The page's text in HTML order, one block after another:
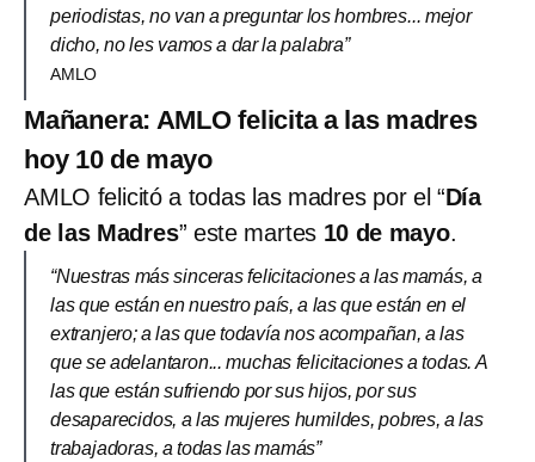
periodistas, no van a preguntar los hombres... mejor
dicho, no les vamos a dar la palabra”
AMLO
Mañanera: AMLO felicita a las madres
hoy 10 de mayo
AMLO felicitó a todas las madres por el “Día
de las Madres” este martes 10 de mayo.
“Nuestras más sinceras felicitaciones a las mamás, a
las que están en nuestro país, a las que están en el
extranjero; a las que todavía nos acompañan, a las
que se adelantaron... muchas felicitaciones a todas. A
las que están sufriendo por sus hijos, por sus
desaparecidos, a las mujeres humildes, pobres, a las
trabajadoras, a todas las mamás”